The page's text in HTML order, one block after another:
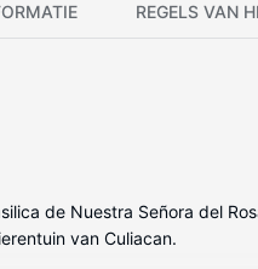
REGELS VAN
de Nuestra Señora del
van Culiacan.